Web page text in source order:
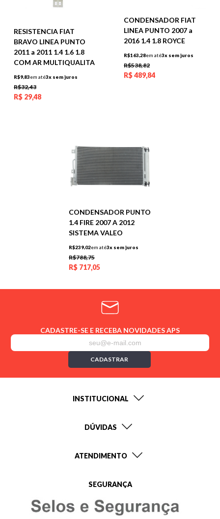
RESISTENCIA FIAT
BRAVO LINEA PUNTO
2011 a 2011 1.4 1.6 1.8
COM AR MULTIQUALITA
R$9,83em até3x sem juros
R$32,43
R$ 29,48
CONDENSADOR FIAT
LINEA PUNTO 2007 a
2016 1.4 1.8 ROYCE
R$163,28em até3x sem juros
R$538,82
R$489,84
CONDENSADOR PUNTO
1.4 FIRE 2007 A 2012
SISTEMA VALEO
R$239,02em até3x sem juros
R$788,75
R$ 717,05
CADASTRE-SE E RECEBA NOVIDADES APS
CADASTRAR
INSTITUCIONAL
DÚVIDAS
ATENDIMENTO
SEGURANÇA